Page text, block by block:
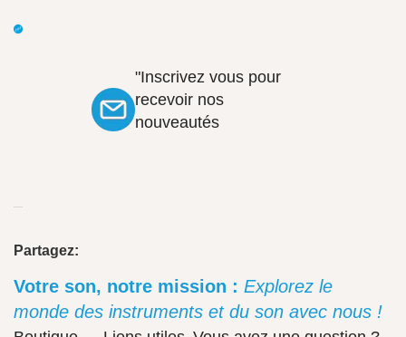
"Inscrivez vous pour
recevoir nos
nouveautés
Partagez:
Votre son, notre mission : Explorez le
monde des instruments et du son avec nous !